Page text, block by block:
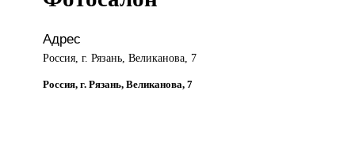
Адрес
Россия, г. Рязань, Великанова, 7
Россия, г. Рязань, Великанова, 7